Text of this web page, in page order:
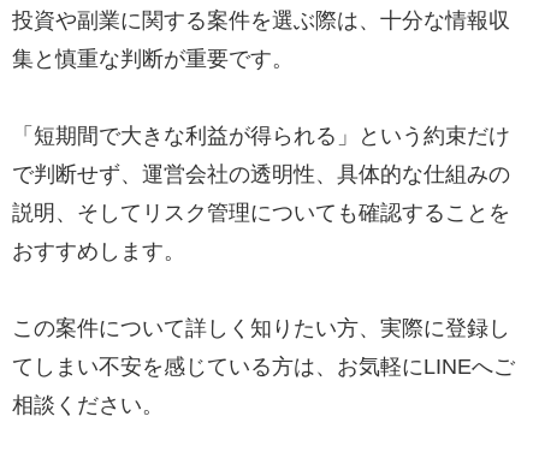
投資や副業に関する案件を選ぶ際は、十分な情報収
集と慎重な判断が重要です。
「短期間で大きな利益が得られる」という約束だけ
で判断せず、運営会社の透明性、具体的な仕組みの
説明、そしてリスク管理についても確認することを
おすすめします。
この案件について詳しく知りたい方、実際に登録し
てしまい不安を感じている方は、お気軽にLINEへご
相談ください。